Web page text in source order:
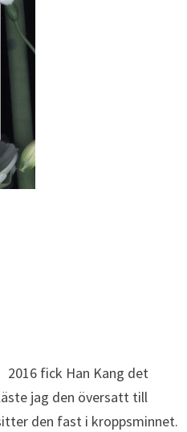
2016 fick Han Kang det
jag den översatt till
den fast i kroppsminnet.